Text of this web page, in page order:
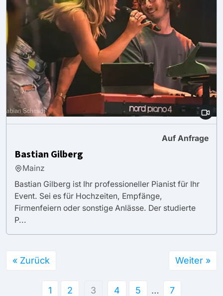
Auf Anfrage
Bastian Gilberg
Mainz
Bastian Gilberg ist Ihr professioneller Pianist für Ihr
Event. Sei es für Hochzeiten, Empfänge,
Firmenfeiern oder sonstige Anlässe. Der studierte
P...
« Zurück
1 2 3 4 5 … 7
Weiter »